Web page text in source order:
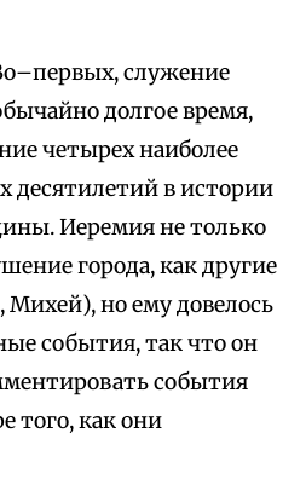
служение
долгое время,
четырех наиболее
в истории
Иеремия не только
города, как другие
но ему довелось
события, так что он
события
того, как они